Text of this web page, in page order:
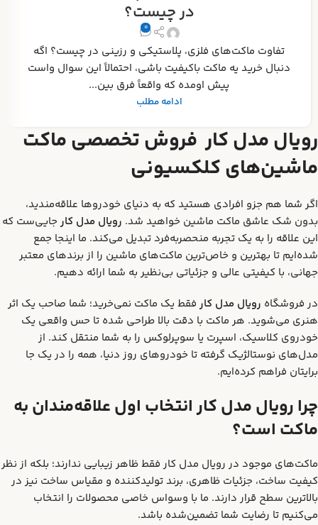
در چیست؟
0
تفاوت ماکت‌های فلزی، پلاستیکی و رزینی در چیست؟ اگه
دنبال خرید یه ماکت باکیفیت باشی، احتمالاً این سوال واست
پیش اومده که واقعاً فرق بین...
ادامه مطلب
رویال مدل کار فروش تخصصی ماکت
ماشین‌های کلکسیونی
اگر شما هم جزو افرادی هستید که به دنیای خودروها علاقه‌مندید،
بدون شک عاشق ماکت ماشین خواهید شد. رویال مدل کار جایی‌ست که
این علاقه را به یک تجربه منحصربه‌فرد تبدیل می‌کند. ما اینجا جمع
شده‌ایم تا بهترین و خاص‌ترین ماکت‌های ماشین را از برندهای معتبر
جهانی، با کیفیتی عالی و جزئیاتی بی‌نظیر به شما ارائه دهیم.
در فروشگاه رویال مدل کار فقط یک ماکت نمی‌خرید؛ شما صاحب یک اثر
هنری می‌شوید. هر ماکت با دقت بالا طراحی شده تا حس واقعی یک
خودروی کلاسیک، اسپرت یا سوپرلوکس را به شما منتقل کند. از
مدل‌های نوستالژیک گرفته تا خودروهای روز دنیا، همه را در یک جا
برایتان فراهم کرده‌ایم.
چرا رویال مدل کار انتخاب اول علاقه‌مندان به
ماکت است؟
ماکت‌های موجود در رویال مدل کار فقط ظاهر زیبایی ندارند؛ بلکه از نظر
کیفیت ساخت، جزئیات ظاهری، برند تولیدکننده و مقیاس ساخت نیز در
بالاترین سطح قرار دارند. ما با وسواس خاصی محصولات را انتخاب
می‌کنیم تا رضایت شما تضمین‌شده باشد.